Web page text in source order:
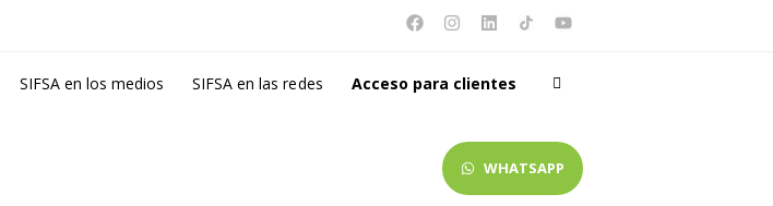
SIFSA en los medios SIFSA en las redes Acceso para clientes
WHATSAPP